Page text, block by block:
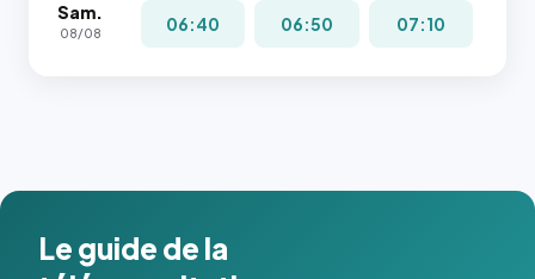
Sam.
08/08 06:40 06:50 07:10
Le guide de la